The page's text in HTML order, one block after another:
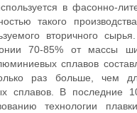
в фасонно-
такого
вторичного
70-85% от массы
сплавов
раз больше, чем
сплавов. В последние
технологии